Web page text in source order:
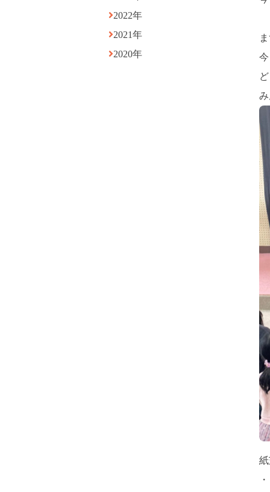
2022年
2021年
2020年